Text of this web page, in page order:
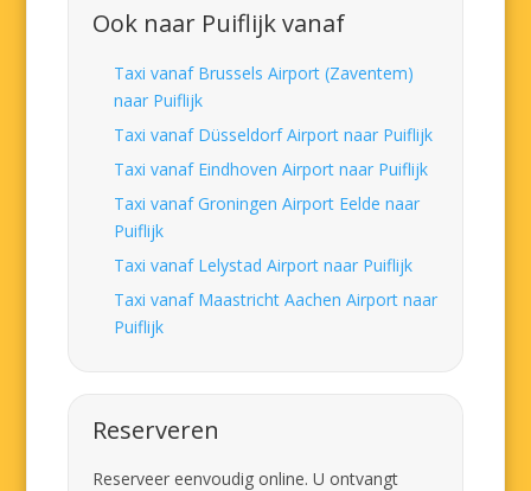
Ook naar Puiflijk vanaf
Taxi vanaf Brussels Airport (Zaventem)
naar Puiflijk
Taxi vanaf Düsseldorf Airport naar Puiflijk
Taxi vanaf Eindhoven Airport naar Puiflijk
Taxi vanaf Groningen Airport Eelde naar
Puiflijk
Taxi vanaf Lelystad Airport naar Puiflijk
Taxi vanaf Maastricht Aachen Airport naar
Puiflijk
Reserveren
Reserveer eenvoudig online. U ontvangt